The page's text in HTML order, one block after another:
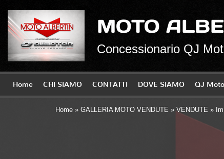
MOTO
Concessionario QJ
Home CHI SIAMO CONTATTI DOVE SIAMO QJ
Home » GALLERIA MOTO VENDUTE »VENDUTE »